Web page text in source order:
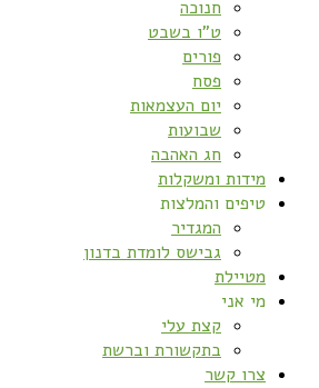
חנוכה
ט”ו בשבט
פורים
פסח
יום העצמאות
שבועות
חג האהבה
מידות ומשקלות
טיפים והמלצות
המגדיר
גבישס לומדת בדנון
מטיילת
מי אני
קצת עלי
בתקשורת וברשת
צרו קשר